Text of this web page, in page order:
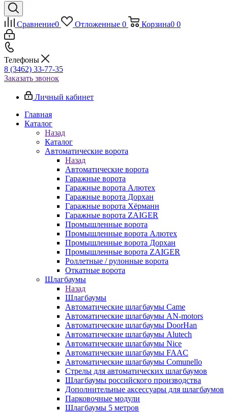
Сравнение0 Отложенные 0 Корзина0 0
Телефоны
8 (3462) 33-77-35
Заказать звонок
Личный кабинет
Главная
Каталог
Назад
Каталог
Автоматические ворота
Назад
Автоматические ворота
Гаражные ворота
Гаражные ворота Алютех
Гаражные ворота Дорхан
Гаражные ворота Хёрманн
Гаражные ворота ZAIGER
Промышленные ворота
Промышленные ворота Алютех
Промышленные ворота Дорхан
Промышленные ворота ZAIGER
Роллетные / рулонные ворота
Откатные ворота
Шлагбаумы
Назад
Шлагбаумы
Автоматические шлагбаумы Came
Автоматические шлагбаумы AN-motors
Автоматические шлагбаумы DoorHan
Автоматические шлагбаумы Alutech
Автоматические шлагбаумы Nice
Автоматические шлагбаумы FAAC
Автоматические шлагбаумы Comunello
Стрелы для автоматических шлагбаумов
Шлагбаумы российского производства
Дополнительные аксессуары для шлагбаумов
Парковочные модули
Шлагбаумы 5 метров